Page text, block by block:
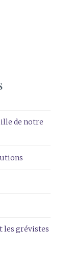
de notre
les grévistes